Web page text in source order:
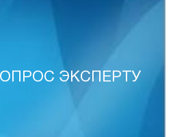
ЭКСПЕРТУ